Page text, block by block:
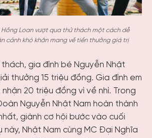
Loan vượt qua thử thách một cách dễ
cảnh khó khăn mang về tiền thưởng giá trị
gia đình bé Nguyễn Nhật
thưởng 15 triệu đồng. Gia đình em
20 triệu đồng vì về nhì. Trong
Nguyễn Nhật Nam hoàn thành
giành cơ hội bước vào cuối
này, Nhật Nam cùng MC Đại Nghĩa